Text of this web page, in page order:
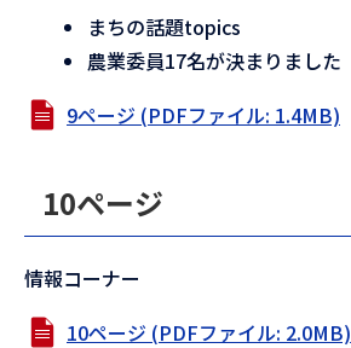
まちの話題topics
農業委員17名が決まりました
9ページ (PDFファイル: 1.4MB)
10ページ
情報コーナー
10ページ (PDFファイル: 2.0MB)